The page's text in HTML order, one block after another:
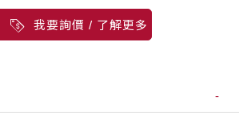
我要詢價 / 了解更多